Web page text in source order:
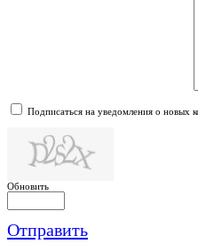
Подписаться на уведомления о новых
Обновить
Отправить